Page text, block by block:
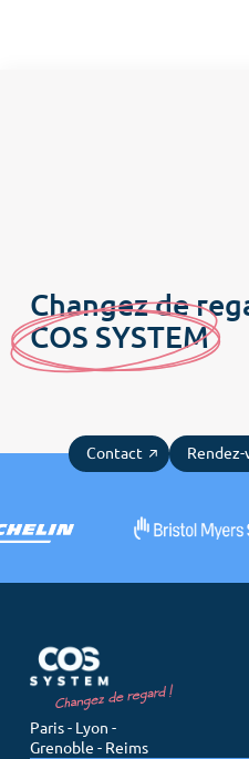
Changez de
COS SYSTEM
Contact Rendez-
Paris - Lyon -
Grenoble - Reims